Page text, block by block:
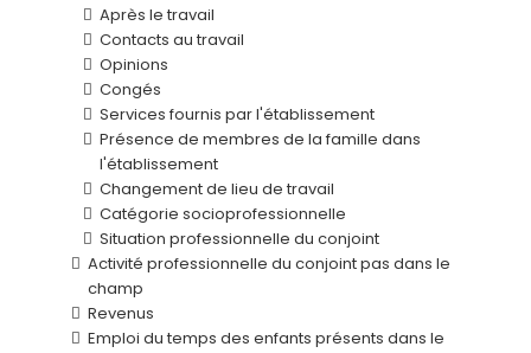
Après le travail
Contacts au travail
Opinions
Congés
Services fournis par l'établissement
Présence de membres de la famille dans
l'établissement
Changement de lieu de travail
Catégorie socioprofessionnelle
Situation professionnelle du conjoint
Activité professionnelle du conjoint pas dans le
champ
Revenus
Emploi du temps des enfants présents dans le